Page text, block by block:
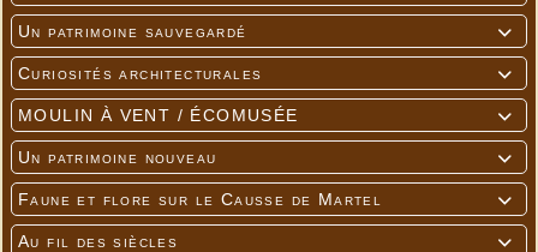

Un patrimoine sauvegardé

Curiosités architecturales

MOULIN À VENT / ÉCOMUSÉE

Un patrimoine nouveau

Faune et flore sur le Causse de Martel

Au fil des siècles